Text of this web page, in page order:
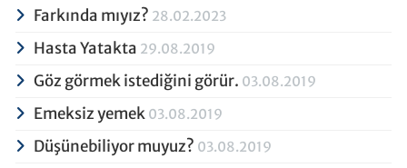
Farkında mıyız? 28.02.2023
Hasta Yatakta 29.08.2019
Göz görmek istediğini görür. 03.08.2019
Emeksiz yemek 03.08.2019
Düşünebiliyor muyuz? 03.08.2019